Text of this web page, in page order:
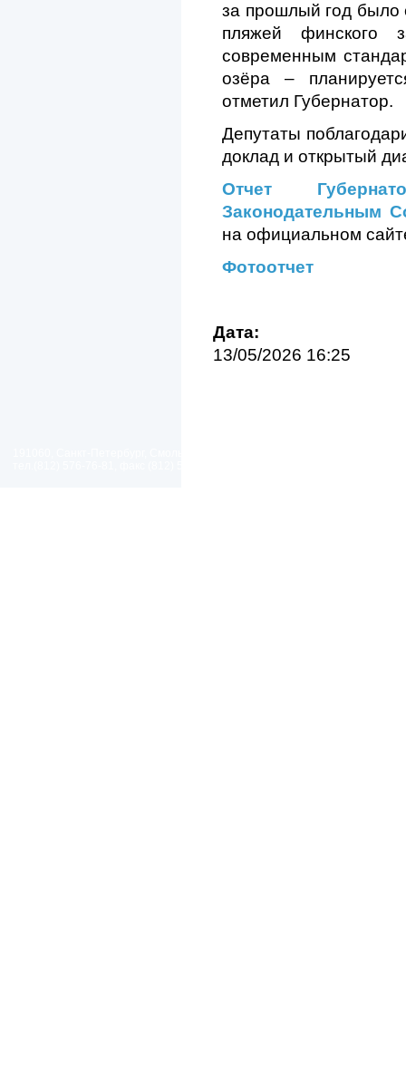
за прошлый год было
пляжей финского
современным
озёра –
отметил Губернатор.
Депутаты
доклад и открытый
Отчет
Законодательным
на официальном
Фотоотчет
Дата:
13/05/2026 16:25